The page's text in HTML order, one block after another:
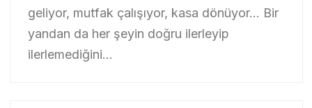
geliyor, mutfak çalışıyor, kasa dönüyor… Bir
yandan da her şeyin doğru ilerleyip
ilerlemediğini...